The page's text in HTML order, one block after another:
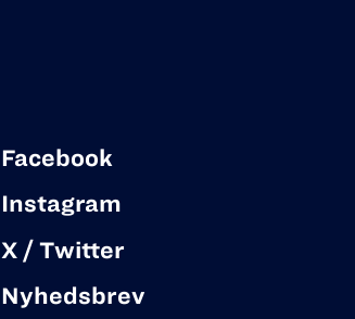
Facebook
Instagram
X / Twitter
Nyhedsbrev